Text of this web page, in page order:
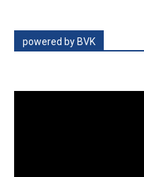
powered by BVK